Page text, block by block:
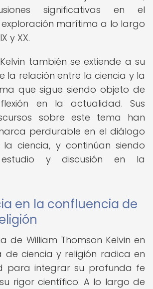
significativas en el
marítima a lo largo
y XX.
también se extiende a su
la relación entre la ciencia y la
que sigue siendo objeto de
en la actualidad. Sus
sobre este tema han
perdurable en el diálogo
ciencia, y continúan siendo
y discusión en la
en la confluencia de
de William Thomson Kelvin en
de ciencia y religión radica en
para integrar su profunda fe
rigor científico. A lo largo de